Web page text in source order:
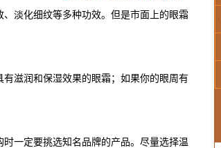
淡化细纹等多种功效。但是市面上的眼霜
滋润和保湿效果的眼霜；如果你的眼周有
一定要挑选知名品牌的产品。尽量选择温